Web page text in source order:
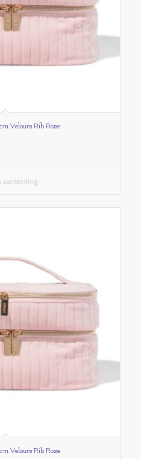
Velours Rib Roze
aanbieding
Velours Rib Roze